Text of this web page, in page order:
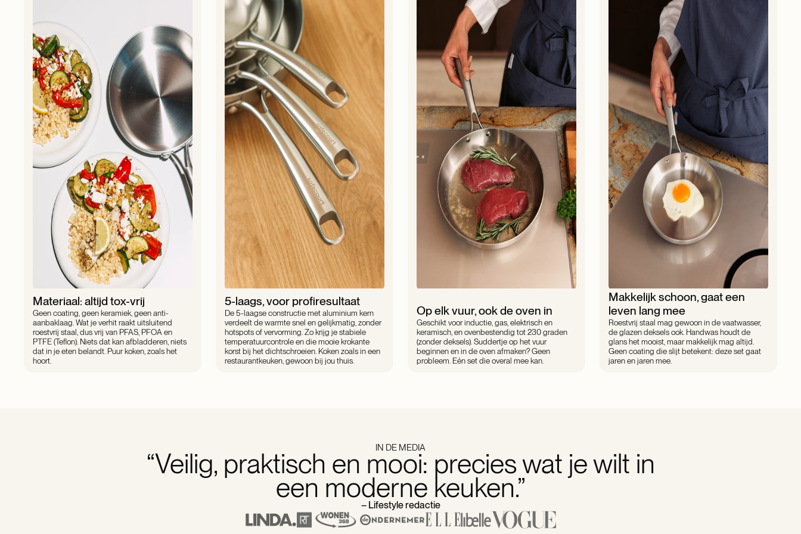
Materiaal: altijd tox-vrij
Geen coating, geen keramiek, geen anti-
aanbaklaag. Wat je verhit raakt uitsluitend
roestvrij staal, dus vrij van PFAS, PFOA en
PTFE (Teflon). Niets dat kan afbladderen, niets
dat in je eten belandt. Puur koken, zoals het
hoort.
5-laags, voor profiresultaat
De 5-laagse constructie met aluminium kern
verdeelt de warmte snel en gelijkmatig, zonder
hotspots of vervorming. Zo krijg je stabiele
temperatuurcontrole en die mooie krokante
korst bij het dichtschroeien. Koken zoals in een
restaurantkeuken, gewoon bij jou thuis.
Op elk vuur, ook de oven in
Geschikt voor inductie, gas, elektrisch en
keramisch, en ovenbestendig tot 230 graden
(zonder deksels). Suddertje op het vuur
beginnen en in de oven afmaken? Geen
probleem. Eén set die overal mee kan.
Makkelijk schoon, gaat een
leven lang mee
Roestvrij staal mag gewoon in de vaatwasser,
de glazen deksels ook. Handwas houdt de
glans het mooist, maar makkelijk mag altijd.
Geen coating die slijt betekent: deze set gaat
jaren en jaren mee.
IN DE MEDIA
“Veilig, praktisch en mooi: precies wat je wilt in
een moderne keuken.”
– Lifestyle redactie